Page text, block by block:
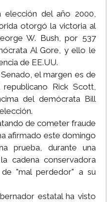
elección del año 2000,
otorgó la victoria al
W. Bush, por 537
Al Gore, y ello le
de EE.UU.
el margen es de
Rick Scott,
del demócrata Bill
de cometer fraude
afirmado este domingo
prueba, durante una
cadena conservadora
"mal perdedor" a su
estatal ha visto